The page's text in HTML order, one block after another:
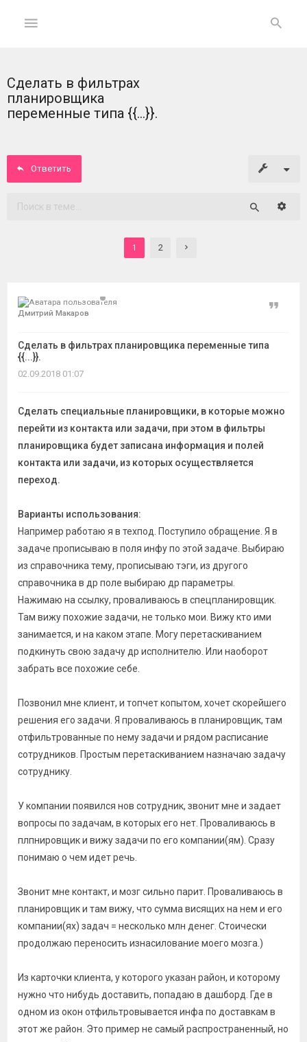
ГЛАВНАЯ
На
Вход
ФОРУМ
Активные
темы
Сделать в фильтрах
планировщика
переменные типа {{...}}.
Ответить
1 2
Дмитрий Макаров
Сделать в фильтрах планировщика переменные типа
{{...}}.
Цитата
02.09.2018 01:07
Сделать специальные планировщики, в которые можно
перейти из контакта или задачи, при этом в фильтры
планировщика будет записана информация и полей
контакта или задачи, из которых осуществляется
переход.
Варианты использования:
Например работаю я в техпод. Поступило обращение. Я в
задаче прописываю в поля инфу по этой задаче. Выбираю
из справочника тему, прописываю тэги, из другого
справочника в др поле выбираю др параметры.
Нажимаю на ссылку, проваливаюсь в спецпланировщик.
Там вижу похожие задачи, не только мои. Вижу кто ими
занимается, и на каком этапе. Могу перетаскиванием
подкинуть свою задачу др исполнителю. Или наоборот
забрать все похожие себе.
Позвонил мне клиент, и топчет копытом, хочет скорейшего
решения его задачи. Я проваливаюсь в планировщик, там
отфильтрованные по нему задачи и рядом расписание
сотрудников. Простым перетаскиванием назначаю задачу
сотруднику.
У компании появился нов сотрудник, звонит мне и задает
вопросы по задачам, в которых его нет. Проваливаюсь в
плпнировщик и вижу задачи по его компании(ям). Сразу
понимаю о чем идет речь.
Звонит мне контакт, и мозг сильно парит. Проваливаюсь в
планировщик и там вижу, что сумма висящих на нем и его
компании(ях) задач = несколько млн денег. Стоически
продолжаю переносить изнасилование моего мозга.)
Из карточки клиента, у которого указан район, и которому
нужно что нибудь доставить, попадаю в дашборд. Где в
одном из окон отфильтровывается инфа по доставкам в
этот же район. Это пример не самый распространенный, но